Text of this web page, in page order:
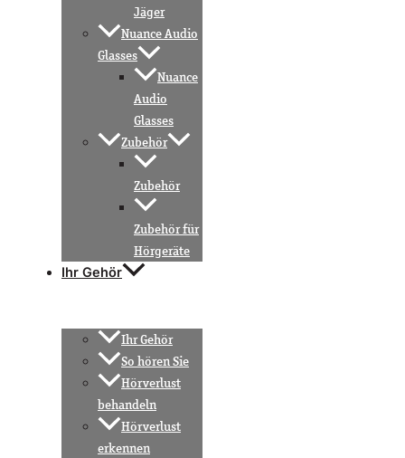
Jäger
Nuance Audio
Glasses
Nuance
Audio
Glasses
Zubehör
Zubehör
Zubehör für
Hörgeräte
Ihr Gehör
Ihr Gehör
So hören Sie
Hörverlust
behandeln
Hörverlust
erkennen